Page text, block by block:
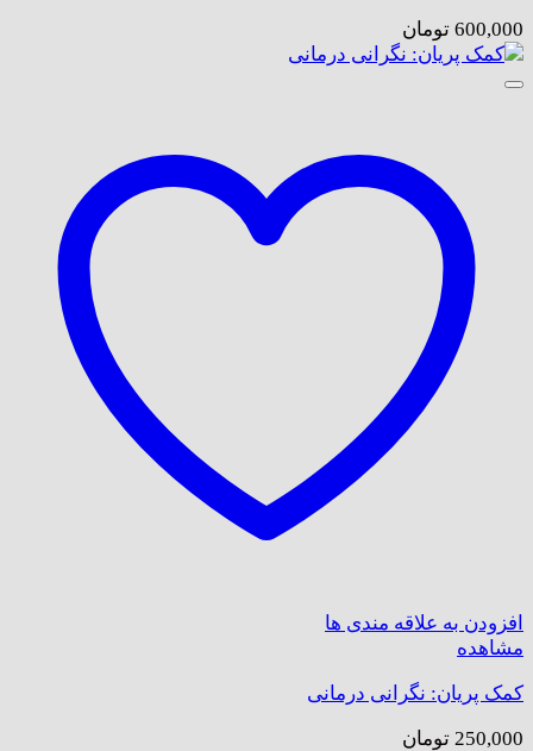
600,000 تومان
افزودن به علاقه مندی ها
مشاهده
کمک پریان: نگرانی درمانی
250,000 تومان